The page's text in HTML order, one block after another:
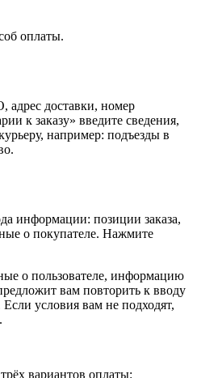
оплаты.
доставки, номер
к заказу» введите сведения,
например: подъезды в
информации: позиции заказа,
о покупателе. Нажмите
о пользователе, информацию
вам повторить к вводу
условия вам не подходят,
вариантов оплаты: